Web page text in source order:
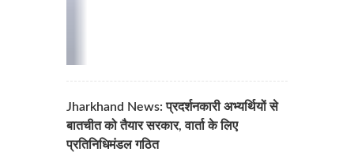
Jharkhand News: प्रदर्शनकारी अभ्यर्थियों से
बातचीत को तैयार सरकार, वार्ता के लिए
प्रतिनिधिमंडल गठित